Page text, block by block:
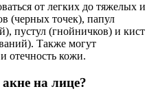
от легких до тяжелых и
(черных точек), папул
пустул (гнойничков) и кист
Также могут
отечность кожи.
на лице?